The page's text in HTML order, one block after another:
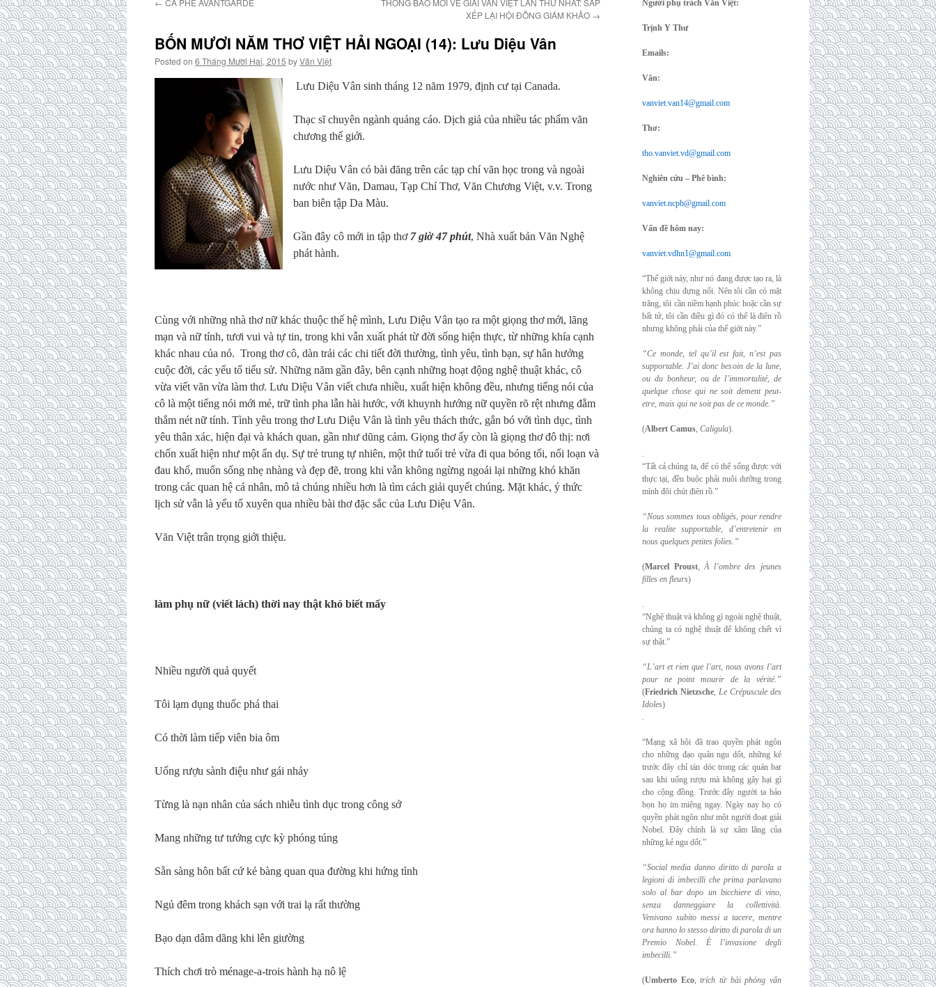
← CÀ PHÊ AVANTGARDE
THÔNG BÁO MỚI VỀ GIẢI VĂN VIỆT LẦN THỨ NHẤT: SẮP
XẾP LẠI HỘI ĐỒNG GIÁM KHẢO →
BỐN MƯƠI NĂM THƠ VIỆT HẢI NGOẠI (14): Lưu Diệu Vân
Posted on 6 Tháng Mười Hai, 2015 byVăn Việt
Lưu Diệu Vân sinh tháng 12 năm 1979, định cư tại Canada.
Thạc sĩ chuyên ngành quảng cáo. Dịch giả của nhiều tác phẩm văn
chương thế giới.
Lưu Diệu Vân có bài đăng trên các tạp chí văn học trong và ngoài
nước như Văn, Damau, Tạp Chí Thơ, Văn Chương Việt, v.v. Trong
ban biên tập Da Màu.
Gần đây cô mới in tập thơ 7 giờ 47 phút, Nhà xuất bản Văn Nghệ
phát hành.
Cùng với những nhà thơ nữ khác thuộc thế hệ mình, Lưu Diệu Vân tạo ra một giọng thơ mới, lãng
mạn và nữ tính, tươi vui và tự tin, trong khi vẫn xuất phát từ đời sống hiện thực, từ những khía cạnh
khác nhau của nó. Trong thơ cô, dàn trải các chi tiết đời thường, tình yêu, tình bạn, sự hân hưởng
cuộc đời, các yếu tố tiểu sử. Những năm gần đây, bên cạnh những hoạt động nghệ thuật khác, cô
vừa viết văn vừa làm thơ. Lưu Diệu Vân viết chưa nhiều, xuất hiện không đều, nhưng tiếng nói của
cô là một tiếng nói mới mẻ, trữ tình pha lẫn hài hước, với khuynh hướng nữ quyền rõ rệt nhưng đằm
thắm nét nữ tính. Tình yêu trong thơ Lưu Diệu Vân là tình yêu thách thức, gắn bó với tình dục, tình
yêu thân xác, hiện đại và khách quan, gần như dũng cảm. Giọng thơ ấy còn là giọng thơ đô thị: nơi
chốn xuất hiện như một ẩn dụ. Sự trẻ trung tự nhiên, một thứ tuổi trẻ vừa đi qua bóng tối, nổi loạn và
đau khổ, muốn sống nhẹ nhàng và đẹp đẽ, trong khi vẫn không ngừng ngoái lại những khó khăn
trong các quan hệ cá nhân, mô tả chúng nhiều hơn là tìm cách giải quyết chúng. Mặt khác, ý thức
lịch sử vẫn là yếu tố xuyên qua nhiều bài thơ đặc sắc của Lưu Diệu Vân.
Văn Việt trân trọng giới thiệu.
làm phụ nữ (viết lách) thời nay thật khó biết mấy
Nhiều người quả quyết
Tôi lạm dụng thuốc phá thai
Có thời làm tiếp viên bia ôm
Uống rượu sành điệu như gái nhảy
Từng là nạn nhân của sách nhiễu tình dục trong công sở
Mang những tư tưởng cực kỳ phóng túng
Sẵn sàng hôn bất cứ kẻ bàng quan qua đường khi hứng tình
Ngủ đêm trong khách sạn với trai lạ rất thường
Bạo dạn dâm dãng khi lên giường
Thích chơi trò ménage-a-trois hành hạ nô lệ
Người phụ trách Văn Việt:
Trịnh Y Thư
Emails:
Văn:
vanviet.van14@gmail.com
Thơ:
tho.vanviet.vd@gmail.com
Nghiên cứu – Phê bình:
vanviet.ncpb@gmail.com
Vấn đề hôm nay:
vanviet.vdhn1@gmail.com
“Thế giới này, như nó đang được tạo ra, là
không chịu đựng nổi. Nên tôi cần có mặt
trăng, tôi cần niềm hạnh phúc hoặc cần sự
bất tử, tôi cần điều gì đó có thể là điên rồ
nhưng không phải của thế giới này.”
“Ce monde, tel qu’il est fait, n’est pas
supportable. J’ai donc besoin de la lune,
ou du bonheur, ou de l’immortalité, de
quelque chose qui ne soit dement peut-
etre, mais qui ne soit pas de ce monde.”
(Albert Camus, Caligula).
.
“Tất cả chúng ta, để có thể sống được với
thực tại, đều buộc phải nuôi dưỡng trong
mình đôi chút điên rồ.”
“Nous sommes tous obligés, pour rendre
la realite supportable, d’entretenir en
nous quelques petites folies.”
(Marcel Proust,À l’ombre des jeunes
filles en fleurs)
.
“Nghệ thuật và không gì ngoài nghệ thuật,
chúng ta có nghệ thuật để không chết vì
sự thật.”
“L’art et rien que l’art, nous avons l’art
pour ne point mourir de la vérité.”
(Friedrich Nietzsche, Le Crépuscule des
Idoles)
.
“Mạng xã hội đã trao quyền phát ngôn
cho những đạo quân ngu dốt, những kẻ
trước đây chỉ tán dóc trong các quán bar
sau khi uống rượu mà không gây hại gì
cho cộng đồng. Trước đây người ta bảo
bọn họ im miệng ngay. Ngày nay họ có
quyền phát ngôn như một người đoạt giải
Nobel. Đây chính là sự xâm lăng của
những kẻ ngu dốt.”
“Social media danno diritto di parola a
legioni di imbecilli che prima parlavano
solo albar dopo un bicchiere di vino,
senza danneggiare la collettività.
Venivano subito messi a tacere, mentre
ora hanno lo stesso diritto di parola di un
Premio Nobel. È l’invasione degli
imbecilli.”
(Umberto Eco,trích từ bài phỏng vấn